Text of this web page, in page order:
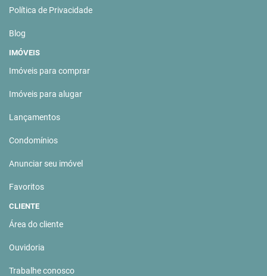
Política de Privacidade
Blog
IMÓVEIS
Imóveis para comprar
Imóveis para alugar
Lançamentos
Condomínios
Anunciar seu imóvel
Favoritos
CLIENTE
Área do cliente
Ouvidoria
Trabalhe conosco